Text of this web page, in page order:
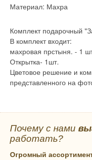
Материал: Махра
Комплект подарочный
В комплект входит:
махровая прстыня. - 1
Открытка- 1шт.
Цветовое решение и
представленного на
Почему с нами
работать?
Огромный